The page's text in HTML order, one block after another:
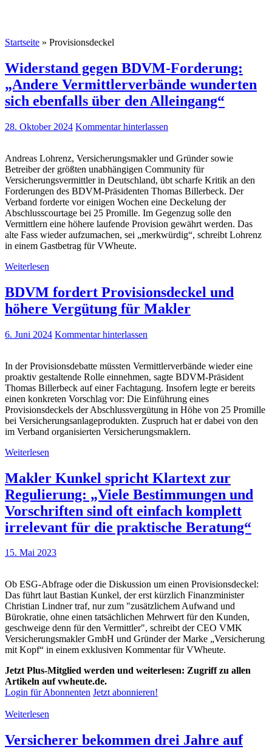
Startseite » Provisionsdeckel
Widerstand gegen BDVM-Forderung:
„Andere Vermittlerverbände wunderten
sich ebenfalls über den Alleingang“
28. Oktober 2024 Kommentar hinterlassen
Andreas Lohrenz, Versicherungsmakler und Gründer sowie
Betreiber der größten unabhängigen Community für
Versicherungsvermittler in Deutschland, übt scharfe Kritik an den
Forderungen des BDVM-Präsidenten Thomas Billerbeck. Der
Verband forderte vor einigen Wochen eine Deckelung der
Abschlusscourtage bei 25 Promille. Im Gegenzug solle den
Vermittlern eine höhere laufende Provision gewährt werden. Das
alte Fass wieder aufzumachen, sei „merkwürdig“, schreibt Lohrenz
in einem Gastbetrag für VWheute.
Weiterlesen
BDVM fordert Provisionsdeckel und
höhere Vergütung für Makler
6. Juni 2024 Kommentar hinterlassen
In der Provisionsdebatte müssten Vermittlerverbände wieder eine
proaktiv gestaltende Rolle einnehmen, sagte BDVM-Präsident
Thomas Billerbeck auf einer Fachtagung. Insofern legte er bereits
einen konkreten Vorschlag vor: Die Einführung eines
Provisionsdeckels der Abschlussvergütung in Höhe von 25 Promille
bei Versicherungsanlageprodukten. Zuspruch hat er dabei von den
im Verband organisierten Versicherungsmaklern.
Weiterlesen
Makler Kunkel spricht Klartext zur
Regulierung: „Viele Bestimmungen und
Vorschriften sind oft einfach komplett
irrelevant für die praktische Beratung“
15. Mai 2023
Ob ESG-Abfrage oder die Diskussion um einen Provisionsdeckel:
Das führt laut Bastian Kunkel, der erst kürzlich Finanzminister
Christian Lindner traf, nur zum "zusätzlichem Aufwand und
Bürokratie, ohne einen tatsächlichen Mehrwert für den Kunden,
geschweige denn für den Vermittler", schreibt der CEO VMK
Versicherungsmakler GmbH und Gründer der Marke „Versicherung
mit Kopf“ in einem exklusiven Kommentar für VWheute.
Jetzt Plus-Mitglied werden und weiterlesen: Zugriff zu allen
Artikeln auf vwheute.de.
Login für Abonnenten Jetzt abonnieren!
Weiterlesen
Versicherer bekommen drei Jahre auf